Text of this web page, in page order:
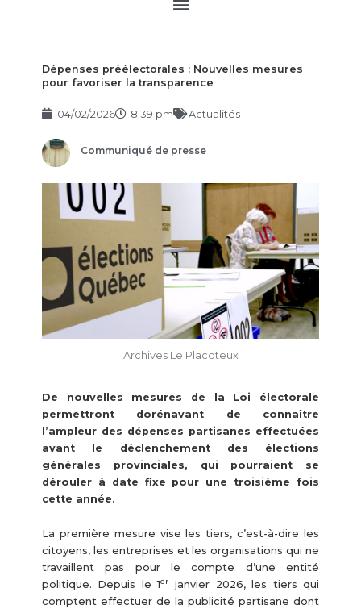
Dépenses préélectorales : Nouvelles mesures
pour favoriser la transparence
04/02/2026 8:39 pm Actualités
Communiqué de presse
Archives Le Placoteux
De nouvelles mesures de la Loi électorale
permettront dorénavant de connaître
l’ampleur des dépenses partisanes effectuées
avant le déclenchement des élections
générales provinciales, qui pourraient se
dérouler à date fixe pour une troisième fois
cette année.
La première mesure vise les tiers, c’est-à-dire les
citoyens, les entreprises et les organisations qui ne
travaillent pas pour le compte d’une entité
politique. Depuis le 1er
janvier 2026, les tiers qui
comptent effectuer de la publicité partisane dont